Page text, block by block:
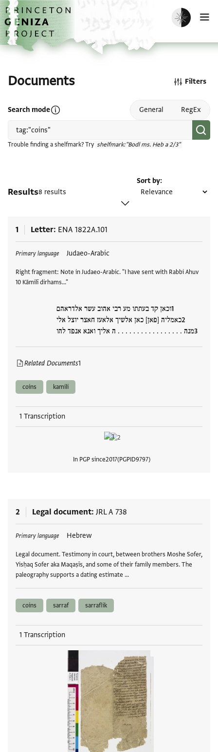
Skip to main content
home
Enable dark
Documents
Search modeOpen search mode help General RegEx
Trouble finding a shelfmark? Try shelfmark:"Bodl ms. Heb a 2/3"
Filters
Results8 results
Sort by
1 Letter ENA 1822A.101
Primary language Judaeo-Arabic
Right fragment: Note in Judaeo-Arabic. "I have sent with Rabbi Ahuv
10 Kāmilī dirhams..."
וכאן קד בעתתו מע רבי אהוב עשר אלדראהם
כאמליה [פאן] כאן אלשיך אלאעז חאצר יוצל אלי
מנה . . . . . . . . . . . . . . . . . ה אליך ואנא אנפד להו
Related Documents1
Tags
coins kamili
1 Transcription
In PGP since2017 PGPID9797
2 Legal document JRL A 738
Primary language Hebrew
Legal document. Testimony in court, between brothers Moshe Sofer,
Yisḥaq Sofer aka Maqaṣīs, and some of their family members. The
paleography supports a dating estimate …
Tags
coins sarraf sarraflik
1 Transcription